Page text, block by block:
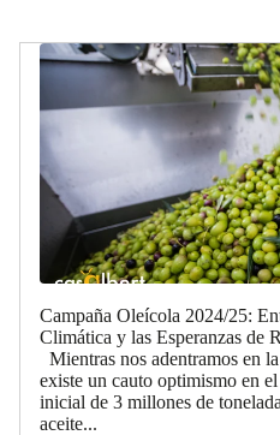
Campaña Oleícola 2024/25:
Climática y las Esperanzas de
Mientras nos adentramos en
existe un cauto optimismo en
inicial de 3 millones de
aceite...